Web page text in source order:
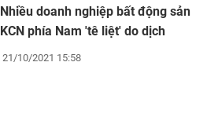
Nhiều doanh nghiệp bất động sản
KCN phía Nam 'tê liệt' do dịch
21/10/2021 15:58